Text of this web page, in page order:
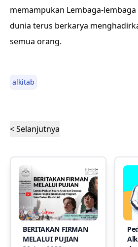
memampukan Lembaga-
dunia terus berkarya
semua orang.
alkitab
< Selanjutnya
BERITAKAN FIRMAN
MELALUI PUJIAN